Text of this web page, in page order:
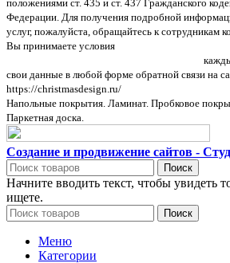
положениями ст. 435 и ст. 437 Гражданского
Федерации. Для получения подробной
услуг, пожалуйста, обращайтесь к сотрудникам
Вы принимаете условия
свои данные в любой форме обратной связи на
https://christmasdesign.ru/
Напольные покрытия. Ламинат. Пробковое
Паркетная доска.
Создание и продвижение сайтов -
Поиск
Начните вводить текст, чтобы увидеть
ищете.
Поиск
Меню
Категории